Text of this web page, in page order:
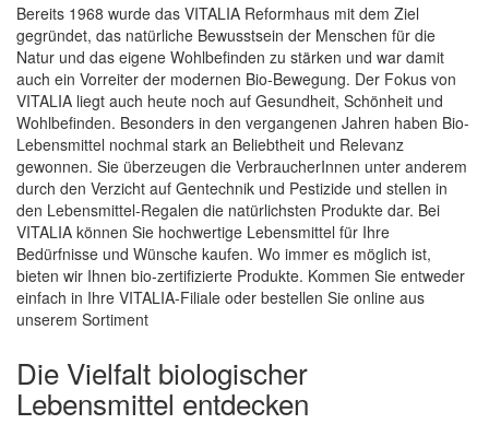
Quickview
Bereits 1968 wurde das VITALIA Reformhaus mit dem Ziel
gegründet, das natürliche Bewusstsein der Menschen für die
Natur und das eigene Wohlbefinden zu stärken und war damit
auch ein Vorreiter der modernen Bio-Bewegung. Der Fokus von
VITALIA liegt auch heute noch auf Gesundheit, Schönheit und
Wohlbefinden. Besonders in den vergangenen Jahren haben Bio-
Lebensmittel nochmal stark an Beliebtheit und Relevanz
gewonnen. Sie überzeugen die VerbraucherInnen unter anderem
durch den Verzicht auf Gentechnik und Pestizide und stellen in
den Lebensmittel-Regalen die natürlichsten Produkte dar. Bei
VITALIA können Sie hochwertige Lebensmittel für Ihre
Bedürfnisse und Wünsche kaufen. Wo immer es möglich ist,
bieten wir Ihnen bio-zertifizierte Produkte. Kommen Sie entweder
einfach in Ihre VITALIA-Filiale oder bestellen Sie online aus
unserem Sortiment
Die Vielfalt biologischer
Lebensmittel entdecken